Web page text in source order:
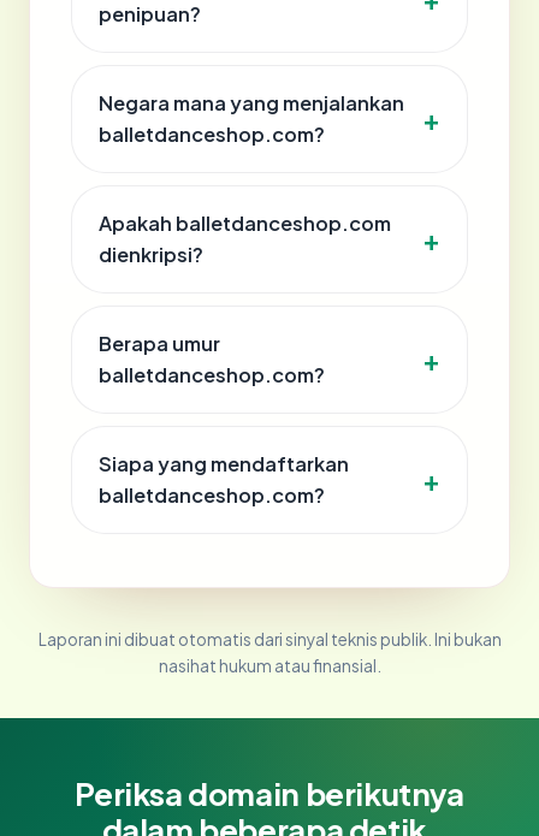
penipuan?
Negara mana yang menjalankan
balletdanceshop.com?
Apakah balletdanceshop.com
dienkripsi?
Berapa umur
balletdanceshop.com?
Siapa yang mendaftarkan
balletdanceshop.com?
Laporan ini dibuat otomatis dari sinyal teknis publik. Ini bukan
nasihat hukum atau finansial.
Periksa domain berikutnya